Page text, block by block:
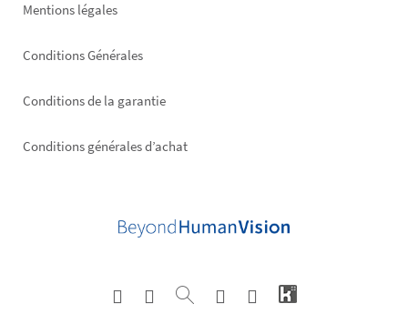
Mentions légales
Conditions Générales
Conditions de la garantie
Conditions générales d’achat